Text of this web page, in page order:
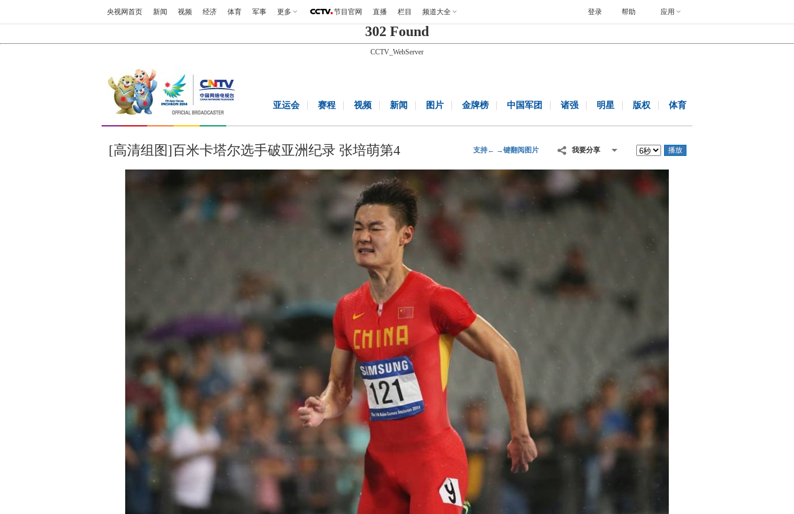
央视网首页 新闻 视频 经济 体育 军事 更多 节目官网 直播 栏目 频道大全 帮助 应用
登录
302 Found
CCTV_WebServer
亚运会 赛程 视频 新闻 图片 金牌榜 中国军团 诸强 明星 版权 体育
[高清组图]百米卡塔尔选手破亚洲纪录 张培萌第4 支持← →键翻阅图片 我要分享 播放